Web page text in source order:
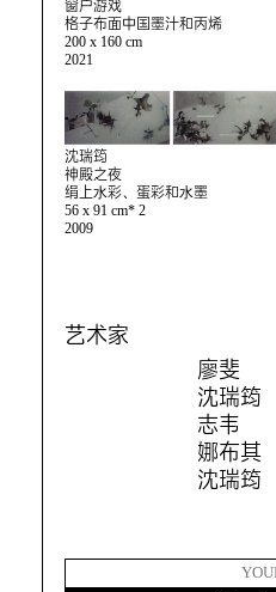
窗户游戏
格子布面中国墨汁和丙烯
200 x 160 cm
2021
沈瑞筠
神殿之夜
绢上⽔彩、蛋彩和⽔墨
56 x 91 cm* 2
2009
艺术家
廖斐
沈瑞筠
志韦
娜布其
沈瑞筠